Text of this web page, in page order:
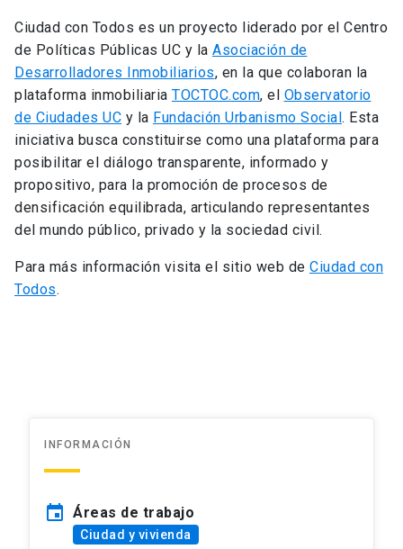
Ciudad con Todos es un proyecto liderado por el Centro
de Políticas Públicas UC y la Asociación de
Desarrolladores Inmobiliarios, en la que colaboran la
plataforma inmobiliaria TOCTOC.com, el Observatorio
de Ciudades UC y la Fundación Urbanismo Social. Esta
iniciativa busca constituirse como una plataforma para
posibilitar el diálogo transparente, informado y
propositivo, para la promoción de procesos de
densificación equilibrada, articulando representantes
del mundo público, privado y la sociedad civil.
Para más información visita el sitio web de Ciudad con
Todos.
INFORMACIÓN
event Áreas de trabajo
Ciudad y vivienda